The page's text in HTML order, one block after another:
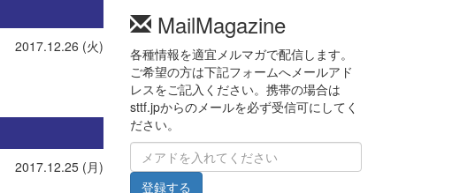
2017.12.26 (火)
2017.12.25 (月)
MailMagazine
各種情報を適宜メルマガで配信します。
ご希望の方は下記フォームへメールアド
レスをご記入ください。携帯の場合は
sttf.jpからのメールを必ず受信可にしてく
ださい。